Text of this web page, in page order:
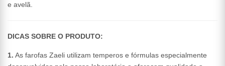
e avelã.
DICAS SOBRE O PRODUTO:
1. As farofas Zaeli utilizam temperos e fórmulas especialmente